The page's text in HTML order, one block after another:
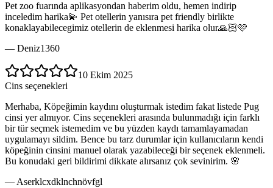
Pet zoo fuarında aplikasyondan haberim oldu, hemen indirip
inceledim harika💫 Pet otellerin yanısıra pet friendly birlikte
konaklayabilecegimiz otellerin de eklenmesi harika olur🙏🏻🩷
— Deniz1360
10 Ekim 2025
Cins seçenekleri
Merhaba, Köpeğimin kaydını oluşturmak istedim fakat listede Pug
cinsi yer almıyor. Cins seçenekleri arasında bulunmadığı için farklı
bir tür seçmek istemedim ve bu yüzden kaydı tamamlayamadan
uygulamayı sildim. Bence bu tarz durumlar için kullanıcıların kendi
köpeğinin cinsini manuel olarak yazabileceği bir seçenek eklenmeli.
Bu konudaki geri bildirimi dikkate alırsanız çok sevinirim. 🌸
— Aserklcxdklnchnövfgl